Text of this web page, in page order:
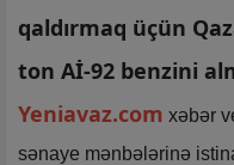
qaldırmaq üçün
ton Aİ-92 benzini
Yeniavaz.com xəbər
sənaye mənbələrinə